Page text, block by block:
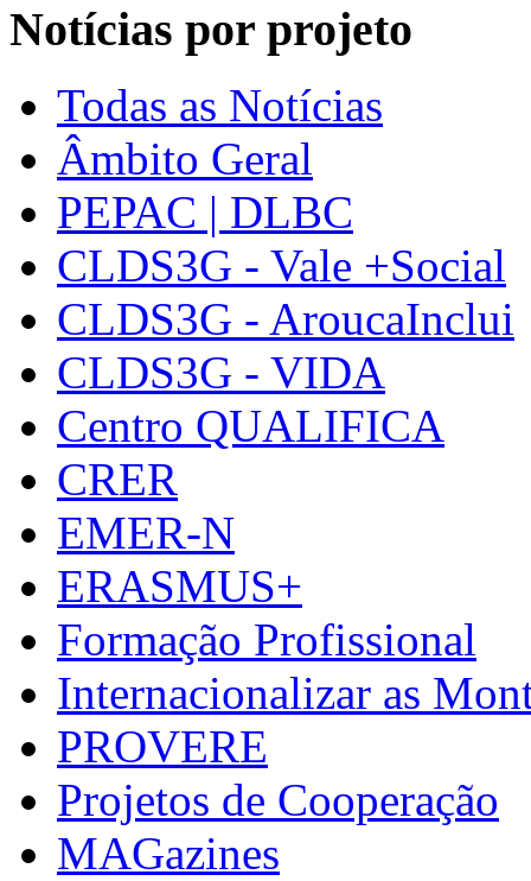
Notícias por projeto
Todas as Notícias
Âmbito Geral
PEPAC | DLBC
CLDS3G - Vale +Social
CLDS3G - AroucaInclui
CLDS3G - VIDA
Centro QUALIFICA
CRER
EMER-N
ERASMUS+
Formação Profissional
Internacionalizar as
PROVERE
Projetos de Cooperação
MAGazines